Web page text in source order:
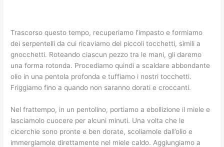
Trascorso questo tempo, recuperiamo l’impasto e formiamo
dei serpentelli da cui ricaviamo dei piccoli tocchetti, simili a
gnocchetti. Roteando ciascun pezzo tra le mani, gli daremo
una forma rotonda. Procediamo quindi a scaldare abbondante
olio in una pentola profonda e tuffiamo i nostri tocchetti.
Friggiamo fino a quando non saranno dorati e croccanti.
Nel frattempo, in un pentolino, portiamo a ebollizione il miele e
lasciamolo cuocere per alcuni minuti. Una volta che le
cicerchie sono pronte e ben dorate, scoliamole dall’olio e
immergiamole direttamente nel miele caldo. Aggiungiamo a